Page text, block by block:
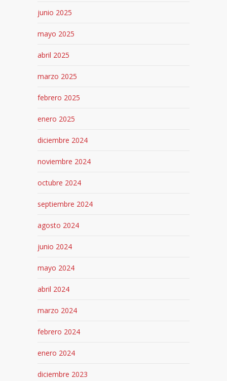
junio 2025
mayo 2025
abril 2025
marzo 2025
febrero 2025
enero 2025
diciembre 2024
noviembre 2024
octubre 2024
septiembre 2024
agosto 2024
junio 2024
mayo 2024
abril 2024
marzo 2024
febrero 2024
enero 2024
diciembre 2023